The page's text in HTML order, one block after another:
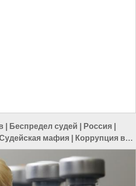
Беспредел судей Россия
мафия
Коррупция в